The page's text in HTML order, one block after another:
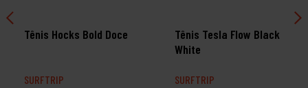
Tênis Hocks Bold Doce
SURFTRIP
Tênis Tesla Flow Black
White
SURFTRIP